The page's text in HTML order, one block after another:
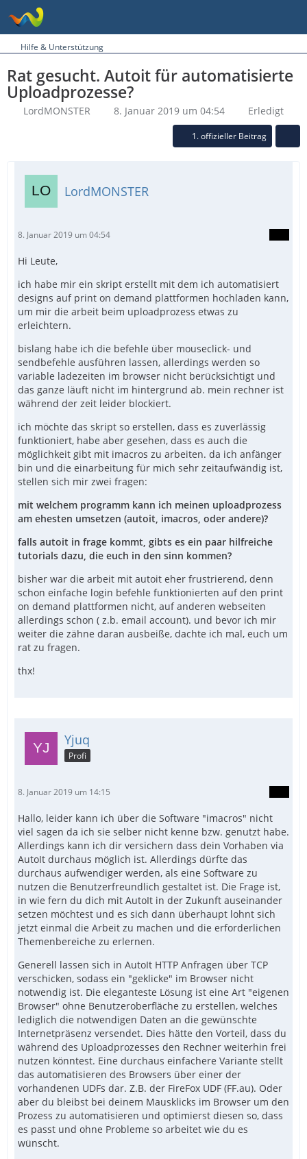
Hilfe & Unterstützung
Rat gesucht. Autoit für automatisierte
Uploadprozesse?
LordMONSTER 8. Januar 2019 um 04:54 Erledigt
1. offizieller Beitrag
LordMONSTER
8. Januar 2019 um 04:54
Hi Leute,
ich habe mir ein skript erstellt mit dem ich automatisiert
designs auf print on demand plattformen hochladen kann,
um mir die arbeit beim uploadprozess etwas zu
erleichtern.
bislang habe ich die befehle über mouseclick- und
sendbefehle ausführen lassen, allerdings werden so
variable ladezeiten im browser nicht berücksichtigt und
das ganze läuft nicht im hintergrund ab. mein rechner ist
während der zeit leider blockiert.
ich möchte das skript so erstellen, dass es zuverlässig
funktioniert, habe aber gesehen, dass es auch die
möglichkeit gibt mit imacros zu arbeiten. da ich anfänger
bin und die einarbeitung für mich sehr zeitaufwändig ist,
stellen sich mir zwei fragen:
mit welchem programm kann ich meinen uploadprozess
am ehesten umsetzen (autoit, imacros, oder andere)?
falls autoit in frage kommt, gibts es ein paar hilfreiche
tutorials dazu, die euch in den sinn kommen?
bisher war die arbeit mit autoit eher frustrierend, denn
schon einfache login befehle funktionierten auf den print
on demand plattformen nicht, auf anderen webseiten
allerdings schon ( z.b. email account). und bevor ich mir
weiter die zähne daran ausbeiße, dachte ich mal, euch um
rat zu fragen.
thx!
Yjuq
Profi
8. Januar 2019 um 14:15
Hallo, leider kann ich über die Software "imacros" nicht
viel sagen da ich sie selber nicht kenne bzw. genutzt habe.
Allerdings kann ich dir versichern dass dein Vorhaben via
AutoIt durchaus möglich ist. Allerdings dürfte das
durchaus aufwendiger werden, als eine Software zu
nutzen die Benutzerfreundlich gestaltet ist. Die Frage ist,
in wie fern du dich mit AutoIt in der Zukunft auseinander
setzen möchtest und es sich dann überhaupt lohnt sich
jetzt einmal die Arbeit zu machen und die erforderlichen
Themenbereiche zu erlernen.
Generell lassen sich in AutoIt HTTP Anfragen über TCP
verschicken, sodass ein "geklicke" im Browser nicht
notwendig ist. Die eleganteste Lösung ist eine Art "eigenen
Browser" ohne Benutzeroberfläche zu erstellen, welches
lediglich die notwendigen Daten an die gewünschte
Internetpräsenz versendet. Dies hätte den Vorteil, dass du
während des Uploadprozesses den Rechner weiterhin frei
nutzen könntest. Eine durchaus einfachere Variante stellt
das automatisieren des Browsers über einer der
vorhandenen UDFs dar. Z.B. der FireFox UDF (FF.au). Oder
aber du bleibst bei deinem Mausklicks im Browser um den
Prozess zu automatisieren und optimierst diesen so, dass
es passt und ohne Probleme so arbeitet wie du es
wünscht.